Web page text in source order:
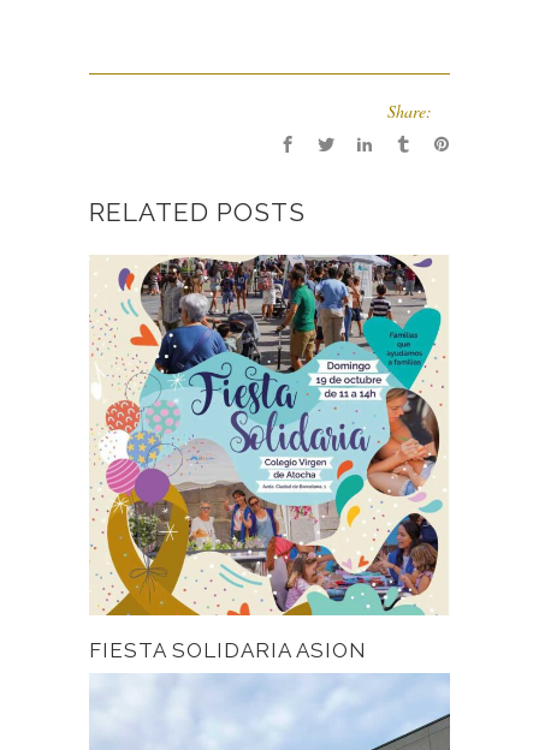
Share:
RELATED POSTS
FIESTA SOLIDARIA ASION